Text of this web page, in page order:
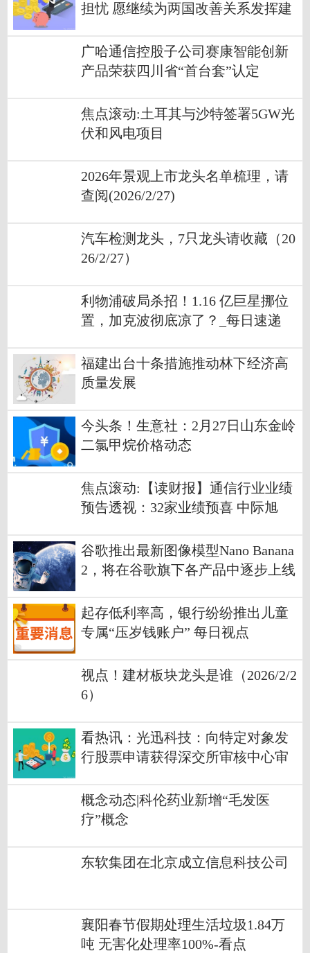
担忧 愿继续为两国改善关系发挥建
广哈通信控股子公司赛康智能创新
产品荣获四川省“首台套”认定
焦点滚动:土耳其与沙特签署5GW光
伏和风电项目
2026年景观上市龙头名单梳理，请
查阅(2026/2/27)
汽车检测龙头，7只龙头请收藏（20
26/2/27）
利物浦破局杀招！1.16 亿巨星挪位
置，加克波彻底凉了？_每日速递
福建出台十条措施推动林下经济高
质量发展
今头条！生意社：2月27日山东金岭
二氯甲烷价格动态
焦点滚动:【读财报】通信行业业绩
预告透视：32家业绩预喜 中际旭
前
谷歌推出最新图像模型Nano Banana
2，将在谷歌旗下各产品中逐步上线
起存低利率高，银行纷纷推出儿童
专属“压岁钱账户” 每日视点
视点！建材板块龙头是谁（2026/2/2
6）
看热讯：光迅科技：向特定对象发
行股票申请获得深交所审核中心审
概念动态|科伦药业新增“毛发医
疗”概念
东软集团在北京成立信息科技公司
襄阳春节假期处理生活垃圾1.84万
吨 无害化处理率100%-看点